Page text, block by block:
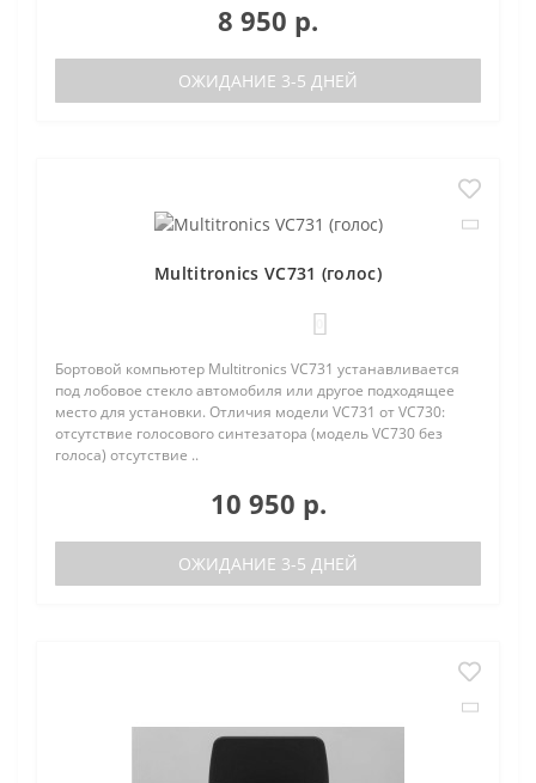
8 950 р.
ОЖИДАНИЕ 3-5 ДНЕЙ
Multitronics VC731 (голос)
Бортовой компьютер Multitronics VC731 устанавливается
под лобовое стекло автомобиля или другое подходящее
место для установки. Отличия модели VC731 от VC730:
отсутствие голосового синтезатора (модель VC730 без
голоса) отсутствие ..
10 950 р.
ОЖИДАНИЕ 3-5 ДНЕЙ